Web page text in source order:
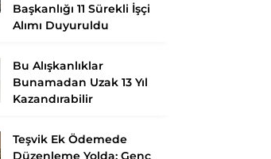
Başkanlığı 11 Sürekli İşçi
Alımı Duyuruldu
Bu Alışkanlıklar
Bunamadan Uzak 13 Yıl
Kazandırabilir
Teşvik Ek Ödemede
Düzenleme Yolda: Genç